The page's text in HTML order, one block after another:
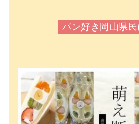
パン好き岡山県